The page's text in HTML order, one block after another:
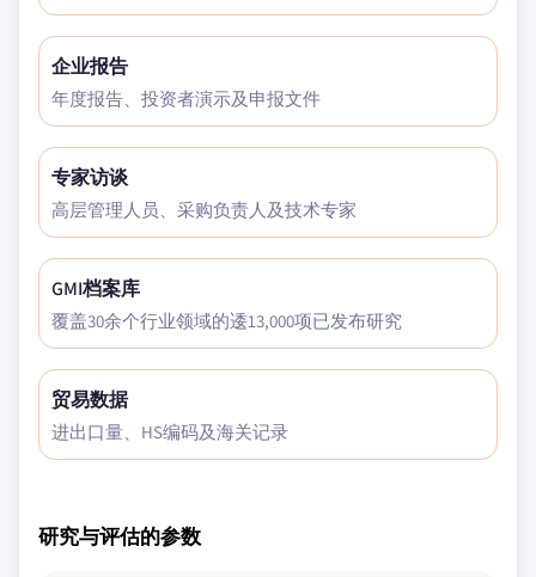
企业报告
年度报告、投资者演示及申报文件
专家访谈
高层管理人员、采购负责人及技术专家
GMI档案库
覆盖30余个行业领域的逶13,000项已发布研究
贸易数据
进出口量、HS编码及海关记录
研究与评估的参数